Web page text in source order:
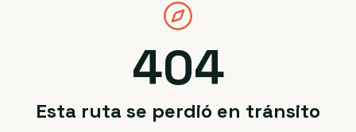
404
Esta ruta se perdió en tránsito